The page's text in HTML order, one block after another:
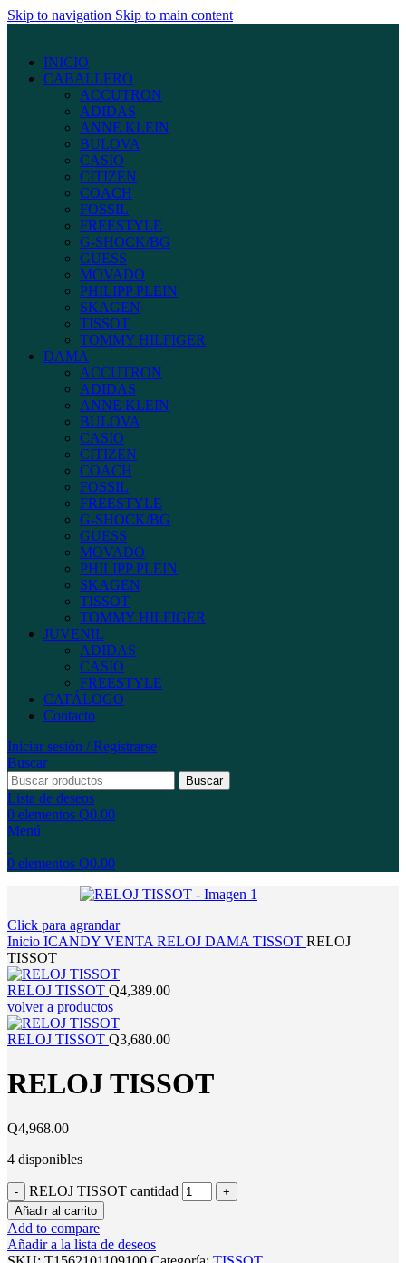
Skip to navigation Skip to main content
INICIO
CABALLERO
ACCUTRON
ADIDAS
ANNE KLEIN
BULOVA
CASIO
CITIZEN
COACH
FOSSIL
FREESTYLE
G-SHOCK/BG
GUESS
MOVADO
PHILIPP PLEIN
SKAGEN
TISSOT
TOMMY HILFIGER
DAMA
ACCUTRON
ADIDAS
ANNE KLEIN
BULOVA
CASIO
CITIZEN
COACH
FOSSIL
FREESTYLE
G-SHOCK/BG
GUESS
MOVADO
PHILIPP PLEIN
SKAGEN
TISSOT
TOMMY HILFIGER
JUVENIL
ADIDAS
CASIO
FREESTYLE
CATÁLOGO
Contacto
Iniciar sesión / Registrarse
Buscar
Buscar
Lista de deseos
0 elementos Q0.00
Menú
0 elementos Q0.00
Click para agrandar
Inicio ICANDY VENTA RELOJ DAMA TISSOT RELOJ
TISSOT
RELOJ TISSOT Q4,389.00
volver a productos
RELOJ TISSOT Q3,680.00
RELOJ TISSOT
Q4,968.00
4 disponibles
RELOJ TISSOT cantidad
Añadir al carrito
Add to compare
Añadir a la lista de deseos